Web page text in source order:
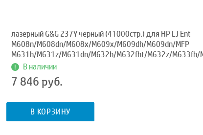
лазерный G&G 237Y черный (41000стр.) для HP LJ Ent
M608n/M608dn/M608x/M609x/M609dh/M609dn/MFP
M631h/M631z/M631dn/M632h/M632fht/M632z/M633fh/
В наличии
7 846 руб.
В КОРЗИНУ